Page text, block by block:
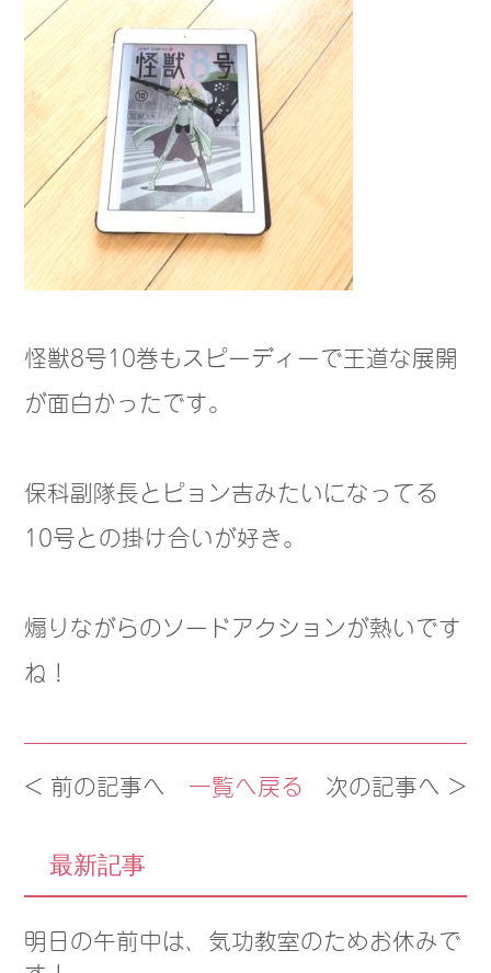
怪獣8号10巻もスピーディーで王道な展開
が面白かったです。
保科副隊長とピョン吉みたいになってる
10号との掛け合いが好き。
煽りながらのソードアクションが熱いです
ね！
< 前の記事へ 一覧へ戻る 次の記事へ >
最新記事
明日の午前中は、気功教室のためお休みで